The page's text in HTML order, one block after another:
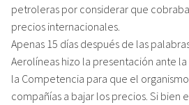
petroleras por considerar que
precios internacionales.
Apenas 15 días después de las
Aerolíneas hizo la presentación ante
la Competencia para que el
compañías a bajar los precios. Si bien